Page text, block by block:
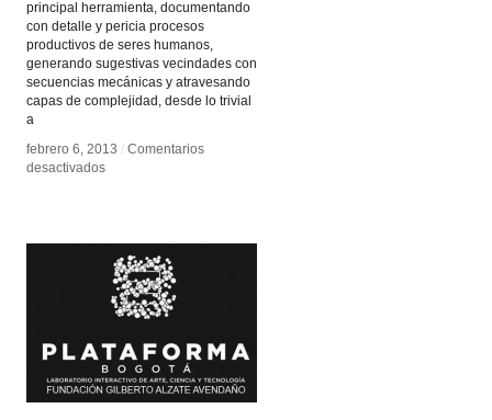
principal herramienta, documentando
con detalle y pericia procesos
productivos de seres humanos,
generando sugestivas vecindades con
secuencias mecánicas y atravesando
capas de complejidad, desde lo trivial
a
febrero 6, 2013 / Comentarios
desactivadosen
febrero 6, 2013 / Comentarios
desactivadosen